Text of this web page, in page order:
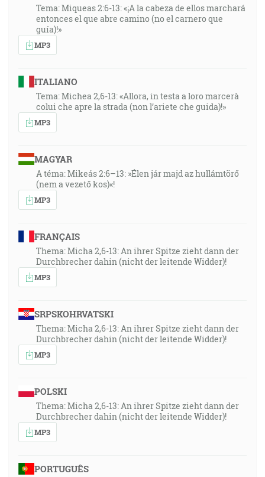
Tema: Miqueas 2:6-13: «¡A la cabeza de ellos marchará
entonces el que abre camino (no el carnero que
guía)!»
MP3
ITALIANO
Tema: Michea 2,6-13: «Allora, in testa a loro marcerà
colui che apre la strada (non l’ariete che guida)!»
MP3
MAGYAR
A téma: Mikeás 2:6–13: »Élen jár majd az hullámtörő
(nem a vezető kos)«!
MP3
FRANÇAIS
Thema: Micha 2,6-13: An ihrer Spitze zieht dann der
Durchbrecher dahin (nicht der leitende Widder)!
MP3
SRPSKOHRVATSKI
Thema: Micha 2,6-13: An ihrer Spitze zieht dann der
Durchbrecher dahin (nicht der leitende Widder)!
MP3
POLSKI
Thema: Micha 2,6-13: An ihrer Spitze zieht dann der
Durchbrecher dahin (nicht der leitende Widder)!
MP3
PORTUGUÊS